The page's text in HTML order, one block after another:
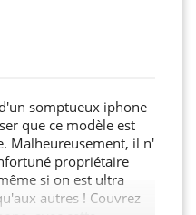
somptueux iphone
que ce modèle est
Malheureusement, il n'
propriétaire
si on est ultra
autres ! Couvrez